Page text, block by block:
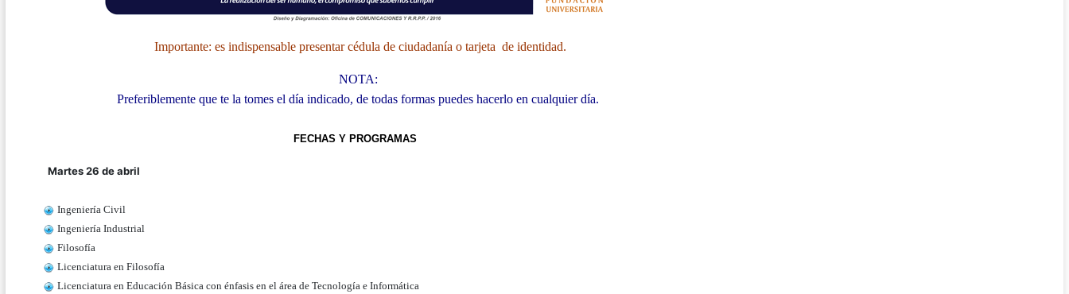
Importante: es indispensable presentar cédula de ciudadanía o tarjeta de identidad.
NOTA:
Preferiblemente que te la tomes el día indicado, de todas formas puedes hacerlo en cualquier día.
FECHAS Y PROGRAMAS
Martes 26 de abril
Ingeniería Civil
Ingeniería Industrial
Filosofía
Licenciatura en Filosofía
Licenciatura en Educación Básica con énfasis en el área de Tecnología e Informática